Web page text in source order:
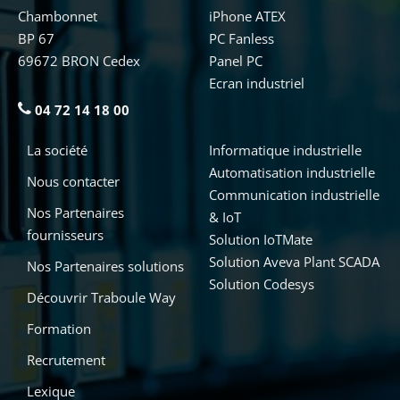
Chambonnet
BP 67
69672 BRON Cedex
04 72 14 18 00
Informatique industrielle
Automatisation industrielle
Communication industrielle
& IoT
Solution IoTMate
Solution Aveva Plant SCADA
Solution Codesys
iPhone ATEX
PC Fanless
Panel PC
Ecran industriel
La société
Nous contacter
Nos Partenaires
fournisseurs
Nos Partenaires solutions
Découvrir Traboule Way
Formation
Recrutement
Lexique